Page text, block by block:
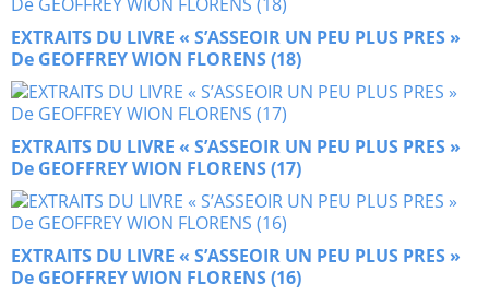
EXTRAITS DU LIVRE « S’ASSEOIR UN PEU PLUS PRES »
De GEOFFREY WION FLORENS (18)
EXTRAITS DU LIVRE « S’ASSEOIR UN PEU PLUS PRES »
De GEOFFREY WION FLORENS (17)
EXTRAITS DU LIVRE « S’ASSEOIR UN PEU PLUS PRES »
De GEOFFREY WION FLORENS (16)